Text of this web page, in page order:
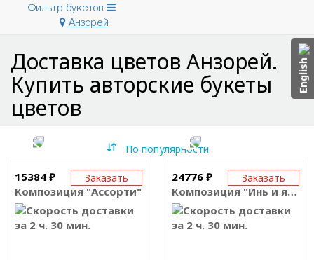
Фильтр букетов
Анзорей
Доставка цветов Анзорей.
Купить авторские букеты
цветов
По популярности
Заказать
24776 ₽
Композиция "Инь и янь"
за 2 ч. 30 мин.
Заказать
15384 ₽
Композиция "Ассорти"
за 2 ч. 30 мин.
English